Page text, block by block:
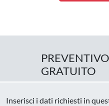
GRATUITO
Inserisci i dati richiesti in